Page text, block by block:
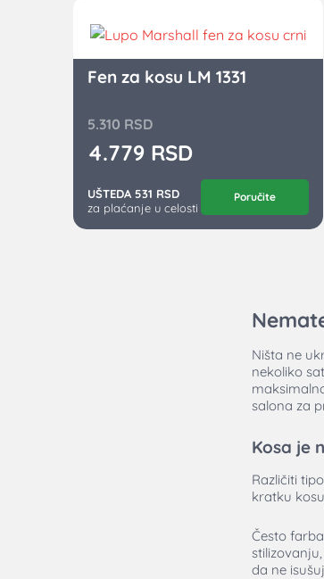
Fen za kosu LM 1331
5.310 RSD
4.779 RSD
UŠTEDA 531 RSD
za plaćanje u celosti
Poručite
Ništa ne
nekoliko
salona za
Kosa je
Različiti
kratku
Često
da ne